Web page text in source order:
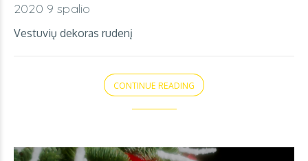
2020 9 spalio
Vestuvių dekoras rudenį
CONTINUE READING